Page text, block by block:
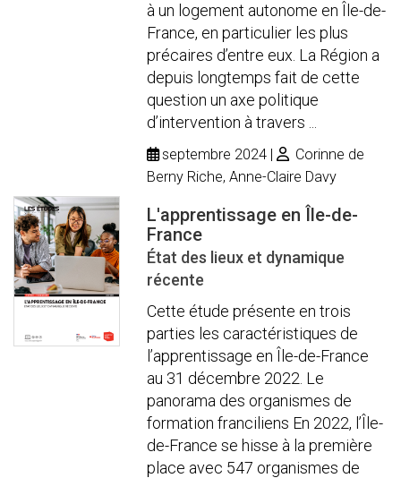
à un logement autonome en Île-de-
France, en particulier les plus
précaires d’entre eux. La Région a
depuis longtemps fait de cette
question un axe politique
d’intervention à travers ...
septembre 2024
Corinne de
Berny Riche, Anne-Claire Davy
L'apprentissage en Île-de-
France
État des lieux et dynamique
récente
Cette étude présente en trois
parties les caractéristiques de
l’apprentissage en Île-de-France
au 31 décembre 2022. Le
panorama des organismes de
formation franciliens En 2022, l’Île-
de-France se hisse à la première
place avec 547 organismes de